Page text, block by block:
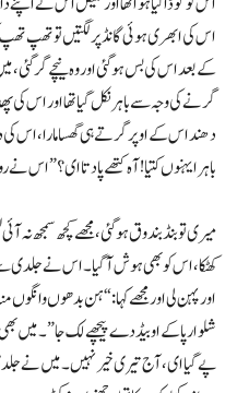
اس کی ابھری ہوئی گانڈ پر لگتیں تو تھپ
کے بعد اس کی بس ہو گئی اور وہ نیچے گر
گرنے کی وجہ سے باہر نکل گیا تھا اور اس کی
دھند اس کے اوپر گرتے ہی گھسا مارا، اس کی
باہر ایہنوں کتیا! آہ کتھے پا دتا ای؟” اس نے
میری تو بنڈ بندوق ہو گئی، مجھے کچھ سمجھ نہ
کھٹکا، اس کو بھی ہوش آ گیا۔ اس نے جلدی
اور پہن لی اور مجھے کہا: “ہن بدھوں
شلوار پا کے او بیڈ دے پیچھے لک جا”۔ میں
پے گیا ای، آج تیری خیر نہیں۔ میں نے